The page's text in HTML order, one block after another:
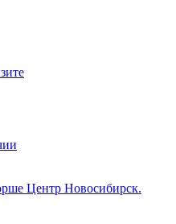
Центр Новосибирск.